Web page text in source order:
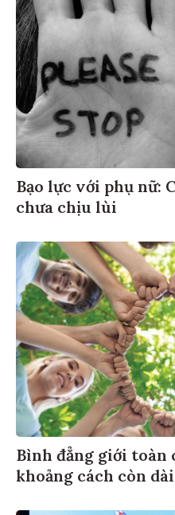
Bạo lực với phụ nữ:
chưa chịu lùi
Bình đẳng giới toàn
khoảng cách còn dài